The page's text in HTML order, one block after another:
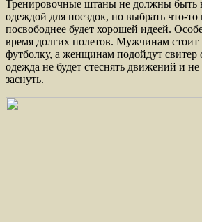
Тренировочные штаны не должны быть
одеждой для поездок, но выбрать что-то
посвободнее будет хорошей идеей.
время долгих полетов. Мужчинам
футболку, а женщинам подойдут свитер
одежда не будет стеснять движений и
заснуть.